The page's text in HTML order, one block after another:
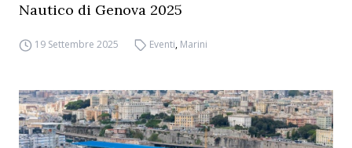
Nautico di Genova 2025
19 Settembre 2025 Eventi, Marini